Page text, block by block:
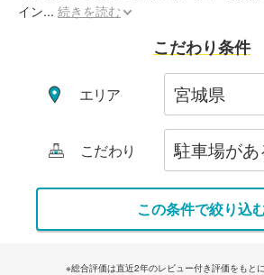
イン... 続きを読む
こだわり条件
エリア
こだわり
この条件で絞り込
※総合評価は直近2年のレビュー付き評価をもと